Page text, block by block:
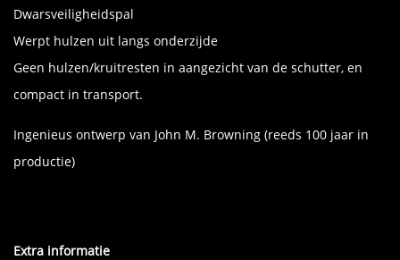
Dwarsveiligheidspal
Werpt hulzen uit langs onderzijde
Geen hulzen/kruitresten in aangezicht van de schutter, en
compact in transport.
Ingenieus ontwerp van John M. Browning (reeds 100 jaar in
productie)
Extra informatie